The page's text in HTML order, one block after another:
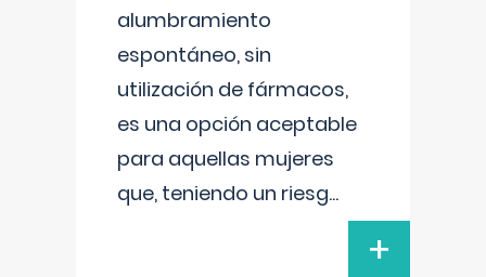
alumbramiento
espontáneo, sin
utilización de fármacos,
es una opción aceptable
para aquellas mujeres
que, teniendo un riesg...
+